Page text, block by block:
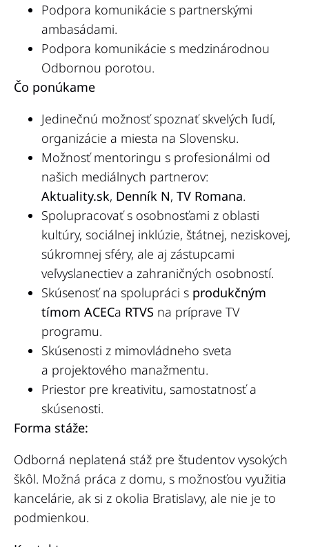
Podpora komunikácie s partnerskými
ambasádami.
Podpora komunikácie s medzinárodnou
Odbornou porotou.
Čo ponúkame
Jedinečnú možnosť spoznať skvelých ľudí,
organizácie a miesta na Slovensku.
Možnosť mentoringu s profesionálmi od
našich mediálnych partnerov:
Aktuality.sk, Denník N, TV Romana.
Spolupracovať s osobnosťami z oblasti
kultúry, sociálnej inklúzie, štátnej, neziskovej,
súkromnej sféry, ale aj zástupcami
veľvyslanectiev a zahraničných osobností.
Skúsenosť na spolupráci s produkčným
tímom ACECa RTVS na príprave TV
programu.
Skúsenosti z mimovládneho sveta
a projektového manažmentu.
Priestor pre kreativitu, samostatnosť a
skúsenosti.
Forma stáže:
Odborná neplatená stáž pre študentov vysokých
škôl. Možná práca z domu, s možnosťou využitia
kancelárie, ak si z okolia Bratislavy, ale nie je to
podmienkou.